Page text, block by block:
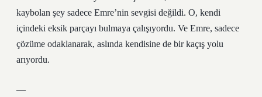
kaybolan şey sadece Emre’nin sevgisi değildi. O, kendi
içindeki eksik parçayı bulmaya çalışıyordu. Ve Emre, sadece
çözüme odaklanarak, aslında kendisine de bir kaçış yolu
arıyordu.
—